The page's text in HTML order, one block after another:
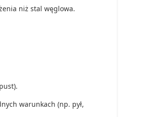
niż stal węglowa.
warunkach (np. pył,